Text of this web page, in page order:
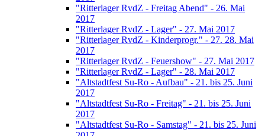
"Ritterlager RvdZ - Freitag Abend" - 26. Mai
2017
"Ritterlager RvdZ - Lager" - 27. Mai 2017
"Ritterlager RvdZ - Kinderprogr." - 27. 28. Mai
2017
"Ritterlager RvdZ - Feuershow" - 27. Mai 2017
"Ritterlager RvdZ - Lager" - 28. Mai 2017
"Altstadtfest Su-Ro - Aufbau" - 21. bis 25. Juni
2017
"Altstadtfest Su-Ro - Freitag" - 21. bis 25. Juni
2017
"Altstadtfest Su-Ro - Samstag" - 21. bis 25. Juni